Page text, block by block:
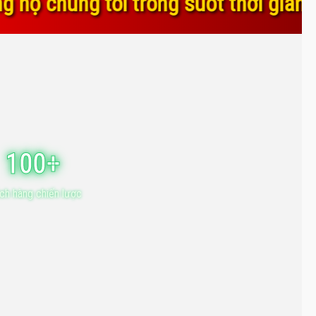
100+
hàng chiến lược